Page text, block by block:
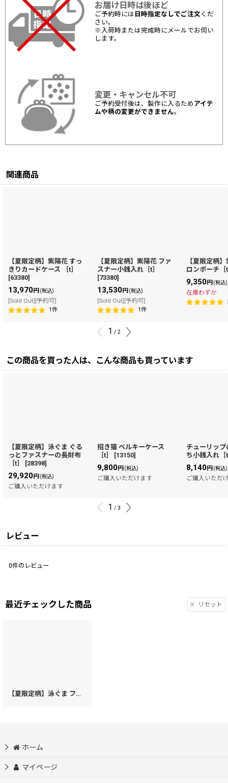
お届け日時は後ほど
ご予約時には 日時指定なしでご注文 くだ
さい。
※入荷時または完成時にメールでお伺い
します。
変更・キャンセル不可
ご予約受付後は、製作に入るため アイテ
ムや柄の変更ができません。
関連商品
【夏限定柄】紫陽花 すっ
きりカードケース ［t］
[63380]
13,970円(税込)
[Sold Out][予約可]
1件
【夏限定柄】紫陽花 ファ
スナー小銭入れ［t］
[73380]
13,530円(税込)
[Sold Out][予約可]
1件
【夏限定柄
ロンポーチ［
9,350円(税込)
在庫わずか
1 / 2
この商品を買った人は、こんな商品も買っています
【夏限定柄】泳ぐま ぐる
っとファスナーの長財布
［t］
[28398]
29,920円(税込)
ご購入いただけます
招き猫 ベルキーケース
［t］
[13150]
9,800円(税込)
ご購入いただけます
チューリッ
ち小銭入れ［
8,140円(税込)
ご購入いただ
1 / 3
レビュー
0件のレビュー
最近チェックした商品 リセット
【夏限定柄】泳ぐま ファスナー小銭入れ［t］
ホーム
マイページ